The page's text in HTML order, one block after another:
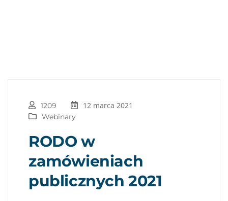
1209 12 marca 2021
Webinary
RODO w
zamówieniach
publicznych 2021